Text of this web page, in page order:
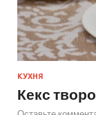
КУХНЯ
Кекс